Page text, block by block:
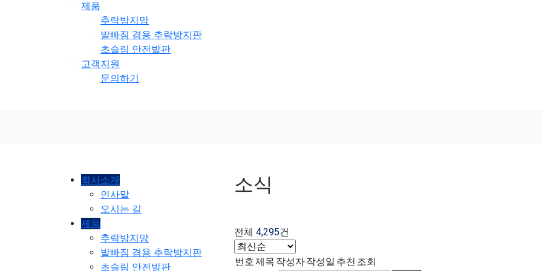
제품
추락방지망
발빠짐 겸용 추락방지판
초슬림 안전발판
고객지원
문의하기
회사소개
인사말
오시는 길
제품
추락방지망
발빠짐 겸용 추락방지판
초슬림 안전발판
소식
전체 4,295건
번호제목 작성자작성일 추천 조회